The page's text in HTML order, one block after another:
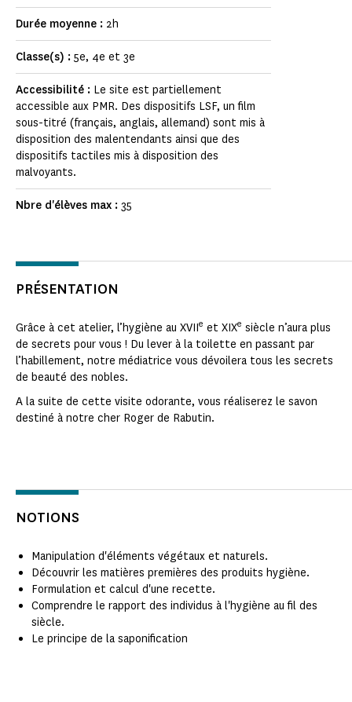
Durée moyenne : 2h
Classe(s) : 5e, 4e et 3e
Accessibilité : Le site est partiellement
accessible aux PMR. Des dispositifs LSF, un film
sous-titré (français, anglais, allemand) sont mis à
disposition des malentendants ainsi que des
dispositifs tactiles mis à disposition des
malvoyants.
Nbre d'élèves max : 35
PRÉSENTATION
Grâce à cet atelier, l’hygiène au XVIIe et XIXe siècle n’aura plus
de secrets pour vous ! Du lever à la toilette en passant par
l’habillement, notre médiatrice vous dévoilera tous les secrets
de beauté des nobles.
A la suite de cette visite odorante, vous réaliserez le savon
destiné à notre cher Roger de Rabutin.
NOTIONS
Manipulation d'éléments végétaux et naturels.
Découvrir les matières premières des produits hygiène.
Formulation et calcul d'une recette.
Comprendre le rapport des individus à l'hygiène au fil des
siècle.
Le principe de la saponification